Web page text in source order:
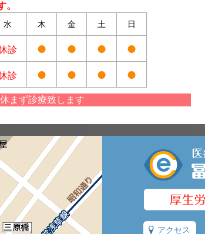
水 木 金 土 日
診 ● ● ● ●
診 ● ● ● ●
まず診療致します
アクセス